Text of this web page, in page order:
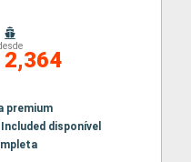
2,364
premium
disponível